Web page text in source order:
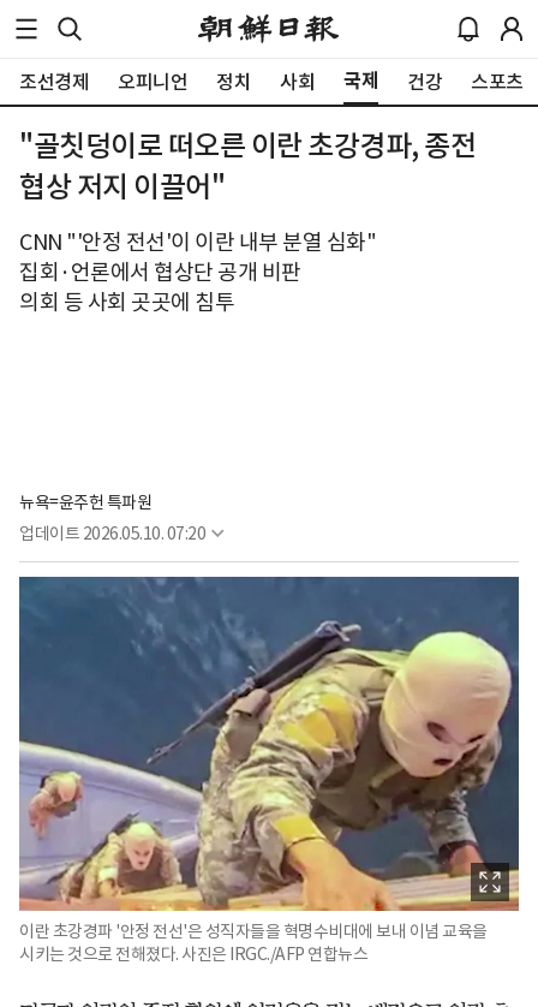
조선경제 오피니언 정치 사회 국제 건강 스포츠
"골칫덩이로 떠오른 이란 초강경파, 종전
협상 저지 이끌어"
CNN "'안정 전선'이 이란 내부 분열 심화"
집회·언론에서 협상단 공개 비판
의회 등 사회 곳곳에 침투
뉴욕=윤주헌 특파원
업데이트 2026.05.10. 07:20
이란 초강경파 '안정 전선'은 성직자들을 혁명수비대에 보내 이념 교육을
시키는 것으로 전해졌다. 사진은 IRGC./AFP 연합뉴스